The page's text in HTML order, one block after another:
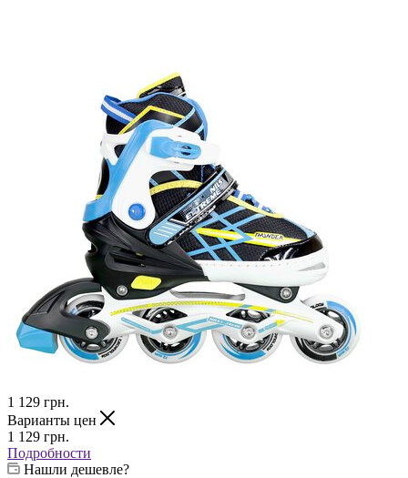
1 129 грн.
Варианты цен
1 129 грн.
Подробности
Нашли дешевле?